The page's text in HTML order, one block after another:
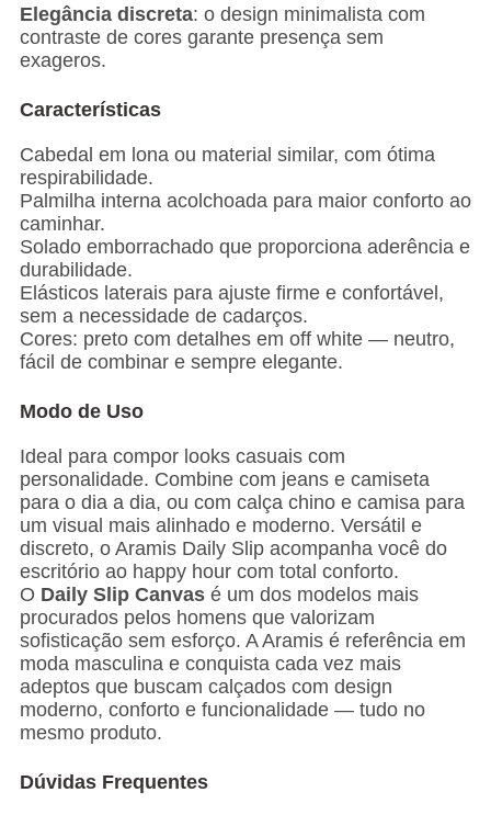
Elegância discreta: o design minimalista com
contraste de cores garante presença sem
exageros.
Características
Cabedal em lona ou material similar, com ótima
respirabilidade.
Palmilha interna acolchoada para maior conforto ao
caminhar.
Solado emborrachado que proporciona aderência e
durabilidade.
Elásticos laterais para ajuste firme e confortável,
sem a necessidade de cadarços.
Cores: preto com detalhes em off white — neutro,
fácil de combinar e sempre elegante.
Modo de Uso
Ideal para compor looks casuais com
personalidade. Combine com jeans e camiseta
para o dia a dia, ou com calça chino e camisa para
um visual mais alinhado e moderno. Versátil e
discreto, o Aramis Daily Slip acompanha você do
escritório ao happy hour com total conforto.
O Daily Slip Canvasé um dos modelos mais
procurados pelos homens que valorizam
sofisticação sem esforço. A Aramis é referência em
moda masculina e conquista cada vez mais
adeptos que buscam calçados com design
moderno, conforto e funcionalidade — tudo no
mesmo produto.
Dúvidas Frequentes